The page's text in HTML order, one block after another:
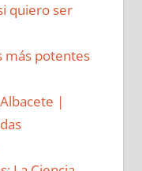
quiero ser
más potentes
|